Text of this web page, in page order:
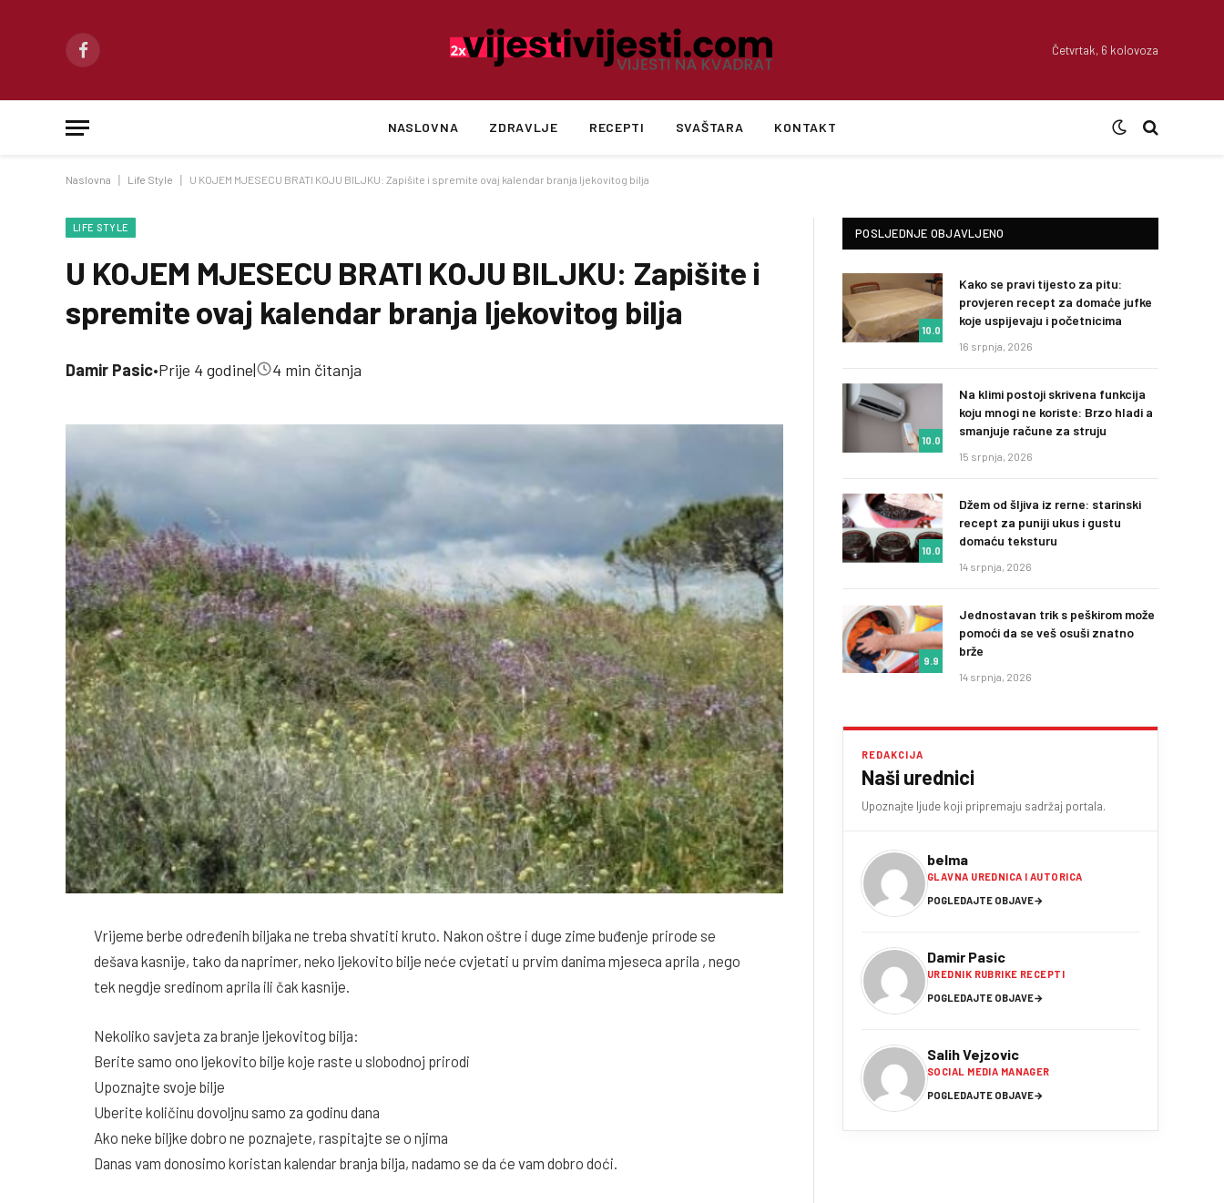
Facebook
Četvrtak, 6 kolovoza
NASLOVNA ZDRAVLJE RECEPTI SVAŠTARA KONTAKT
Naslovna Life Style U KOJEM MJESECU BRATI KOJU BILJKU: Zapišite i spremite ovaj kalendar branja ljekovitog bilja
LIFE STYLE
U KOJEM MJESECU BRATI KOJU BILJKU: Zapišite i
spremite ovaj kalendar branja ljekovitog bilja
Damir Pasic•Prije 4 godine| 4 min čitanja
Vrijeme berbe određenih biljaka ne treba shvatiti kruto. Nakon oštre i duge zime buđenje prirode se
dešava kasnije, tako da naprimer, neko ljekovito bilje neće cvjetati u prvim danima mjeseca aprila , nego
tek negdje sredinom aprila ili čak kasnije.
Nekoliko savjeta za branje ljekovitog bilja:
Berite samo ono ljekovito bilje koje raste u slobodnoj prirodi
Upoznajte svoje bilje
Uberite količinu dovoljnu samo za godinu dana
Ako neke biljke dobro ne poznajete, raspitajte se o njima
Danas vam donosimo koristan kalendar branja bilja, nadamo se da će vam dobro doći.
POSLJEDNJE OBJAVLJENO
10.0
Kako se pravi tijesto za pitu:
provjeren recept za domaće jufke
koje uspijevaju i početnicima
16 srpnja, 2026
10.0
Na klimi postoji skrivena funkcija
koju mnogi ne koriste: Brzo hladi a
smanjuje račune za struju
15 srpnja, 2026
10.0
Džem od šljiva iz rerne: starinski
recept za puniji ukus i gustu
domaću teksturu
14 srpnja, 2026
9.9
Jednostavan trik s peškirom može
pomoći da se veš osuši znatno
brže
14 srpnja, 2026
REDAKCIJA
Naši urednici
Upoznajte ljude koji pripremaju sadržaj portala.
belma
GLAVNA UREDNICA I AUTORICA
POGLEDAJTE OBJAVE→
Damir Pasic
UREDNIK RUBRIKE RECEPTI
POGLEDAJTE OBJAVE→
Salih Vejzovic
SOCIAL MEDIA MANAGER
POGLEDAJTE OBJAVE→